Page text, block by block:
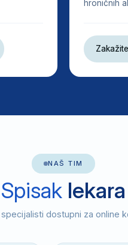
hroničnih
NAŠ TIM
Spisak lekara
dostupni za online